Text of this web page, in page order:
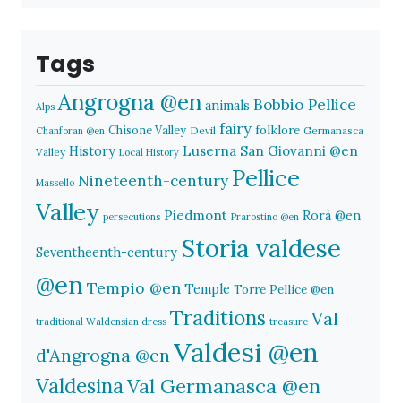
Tags
Alps Angrogna @en animals Bobbio Pellice
Chanforan @en Chisone Valley Devil fairy folklore Germanasca
Valley History Local History Luserna San Giovanni @en
Massello Nineteenth-century Pellice
Valley persecutions Piedmont Prarostino @en Rorà @en
Seventheenth-century Storia valdese
@en Tempio @en Temple Torre Pellice @en
traditional Waldensian dress Traditions treasure Val
d'Angrogna @enValdesi @en
ValdesinaVal Germanasca @en